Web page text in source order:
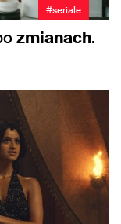
#seriale
zmianach.